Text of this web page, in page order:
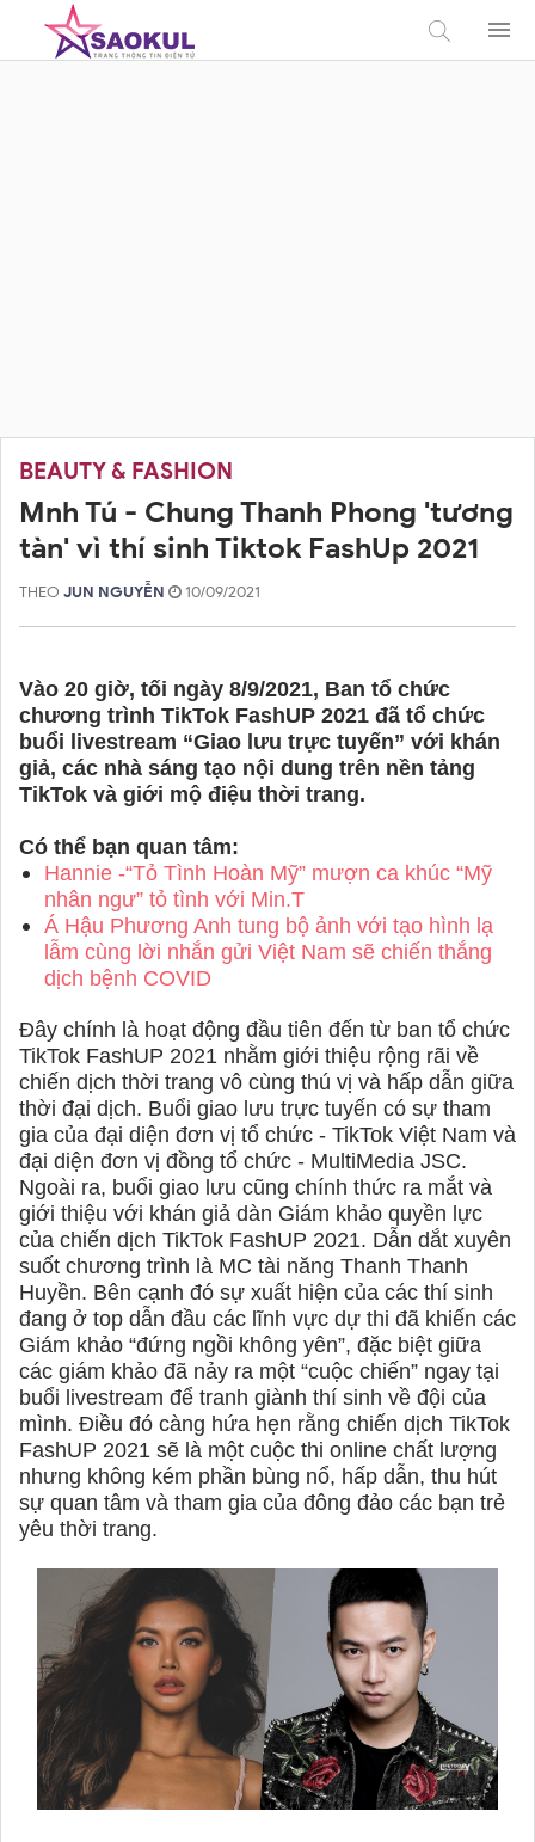
BEAUTY & FASHION
Mnh Tú - Chung Thanh Phong 'tương
tàn' vì thí sinh Tiktok FashUp 2021
THEO JUN NGUYỄN 10/09/2021
Vào 20 giờ, tối ngày 8/9/2021, Ban tổ chức
chương trình TikTok FashUP 2021 đã tổ chức
buổi livestream “Giao lưu trực tuyến” với khán
giả, các nhà sáng tạo nội dung trên nền tảng
TikTok và giới mộ điệu thời trang.
Có thể bạn quan tâm:
Hannie -“Tỏ Tình Hoàn Mỹ” mượn ca khúc “Mỹ
nhân ngư” tỏ tình với Min.T
Á Hậu Phương Anh tung bộ ảnh với tạo hình lạ
lẫm cùng lời nhắn gửi Việt Nam sẽ chiến thắng
dịch bệnh COVID
Đây chính là hoạt động đầu tiên đến từ ban tổ chức
TikTok FashUP 2021 nhằm giới thiệu rộng rãi về
chiến dịch thời trang vô cùng thú vị và hấp dẫn giữa
thời đại dịch. Buổi giao lưu trực tuyến có sự tham
gia của đại diện đơn vị tổ chức - TikTok Việt Nam và
đại diện đơn vị đồng tổ chức - MultiMedia JSC.
Ngoài ra, buổi giao lưu cũng chính thức ra mắt và
giới thiệu với khán giả dàn Giám khảo quyền lực
của chiến dịch TikTok FashUP 2021. Dẫn dắt xuyên
suốt chương trình là MC tài năng Thanh Thanh
Huyền. Bên cạnh đó sự xuất hiện của các thí sinh
đang ở top dẫn đầu các lĩnh vực dự thi đã khiến các
Giám khảo “đứng ngồi không yên”, đặc biệt giữa
các giám khảo đã nảy ra một “cuộc chiến” ngay tại
buổi livestream để tranh giành thí sinh về đội của
mình. Điều đó càng hứa hẹn rằng chiến dịch TikTok
FashUP 2021 sẽ là một cuộc thi online chất lượng
nhưng không kém phần bùng nổ, hấp dẫn, thu hút
sự quan tâm và tham gia của đông đảo các bạn trẻ
yêu thời trang.